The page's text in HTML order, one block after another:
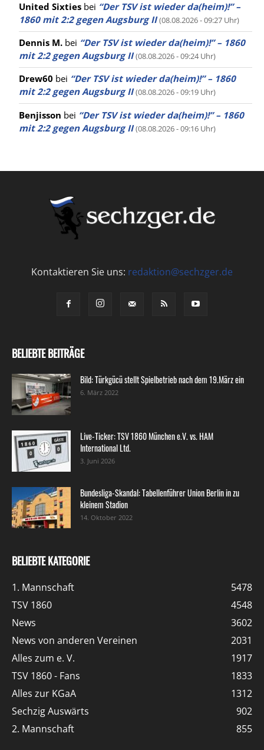
United Sixties bei “Der TSV ist wieder da(heim)!” –
1860 mit 2:2 gegen Augsburg II (08.08.2026 - 09:27 Uhr)
Dennis M. bei “Der TSV ist wieder da(heim)!” – 1860
mit 2:2 gegen Augsburg II (08.08.2026 - 09:24 Uhr)
Drew60 bei “Der TSV ist wieder da(heim)!” – 1860
mit 2:2 gegen Augsburg II (08.08.2026 - 09:19 Uhr)
Benjisson bei “Der TSV ist wieder da(heim)!” – 1860
mit 2:2 gegen Augsburg II (08.08.2026 - 09:16 Uhr)
Kontaktieren Sie uns: redaktion@sechzger.de
BELIEBTE BEITRÄGE
Bild: Türkgücü stellt Spielbetrieb nach dem 19.März ein
6. März 2022
Live-Ticker: TSV 1860 München e.V. vs. HAM
International Ltd.
3. Juni 2026
Bundesliga-Skandal: Tabellenführer Union Berlin in zu
kleinem Stadion
14. Oktober 2022
BELIEBTE KATEGORIE
1. Mannschaft
5478
TSV 1860
4548
News
3602
News von anderen Vereinen
2031
Alles zum e. V.
1917
TSV 1860 - Fans
1833
Alles zur KGaA
1312
Sechzig Auswärts
902
2. Mannschaft
855